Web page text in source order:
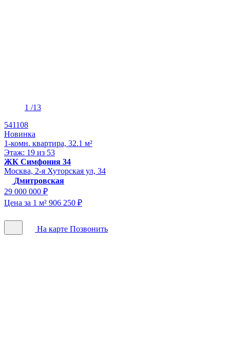
1 /13
541108
Новинка
1-комн. квартира, 32.1 м²
Этаж: 19 из 53
ЖК Симфония 34
Москва, 2-я Хуторская ул, 34
Дмитровская
29 000 000 ₽
Цена за 1 м² 906 250 ₽
На карте Позвонить